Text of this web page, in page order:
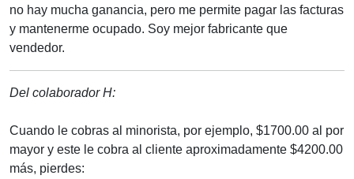
no hay mucha ganancia, pero me permite pagar las facturas
y mantenerme ocupado. Soy mejor fabricante que
vendedor.
Del colaborador H:
Cuando le cobras al minorista, por ejemplo, $1700.00 al por
mayor y este le cobra al cliente aproximadamente $4200.00
más, pierdes: